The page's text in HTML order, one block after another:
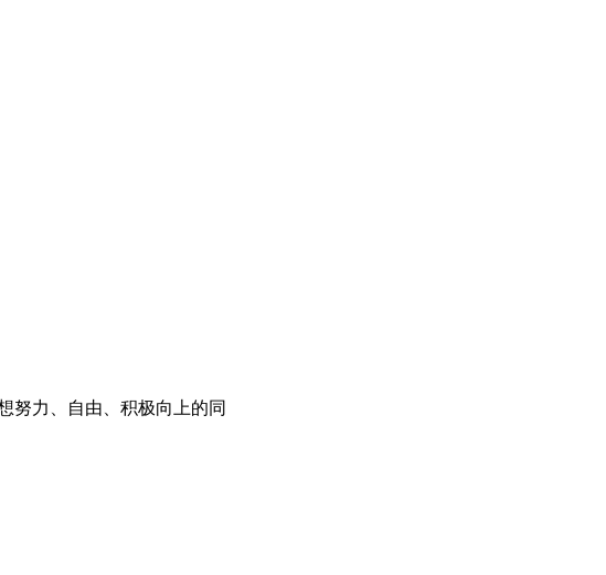
努力、自由、积极向上的同